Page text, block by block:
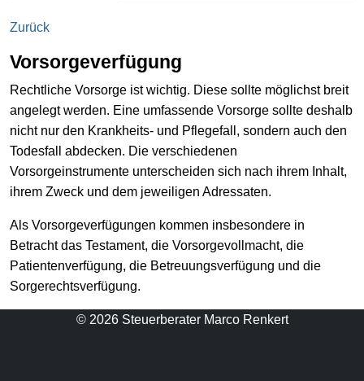
Zurück
Vorsorgeverfügung
Rechtliche Vorsorge ist wichtig. Diese sollte möglichst breit
angelegt werden. Eine umfassende Vorsorge sollte deshalb
nicht nur den Krankheits- und Pflegefall, sondern auch den
Todesfall abdecken. Die verschiedenen
Vorsorgeinstrumente unterscheiden sich nach ihrem Inhalt,
ihrem Zweck und dem jeweiligen Adressaten.
Als Vorsorgeverfügungen kommen insbesondere in
Betracht das Testament, die Vorsorgevollmacht, die
Patientenverfügung, die Betreuungsverfügung und die
Sorgerechtsverfügung.
© 2026 Steuerberater Marco Renkert